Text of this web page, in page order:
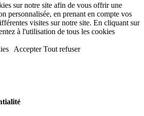
sur notre site afin de vous offrir une
personnalisée, en prenant en compte vos
visites sur notre site. En cliquant sur
à l'utilisation de tous les cookies
Accepter Tout refuser